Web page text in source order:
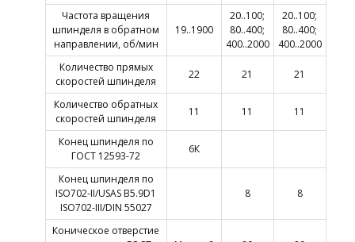
Частота вращения
шпинделя в обратном
направлении, об/мин
19..1900
20..100;
80..400;
400..2000
20..100;
80..400;
400..2000
Количество прямых
скоростей шпинделя
22 21 21
Количество обратных
скоростей шпинделя
11 11 11
Конец шпинделя по
ГОСТ 12593-72
6К
Конец шпинделя по
ISO702-II/USAS B5.9D1
ISO702-III/DIN 55027
8 8
Коническое отверстие